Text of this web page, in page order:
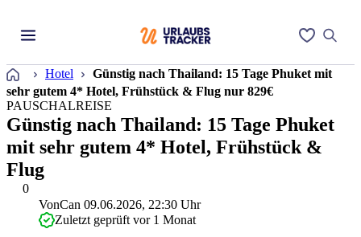
Startseite
Hotel
Günstig nach Thailand: 15 Tage Phuket mit
sehr gutem 4* Hotel, Frühstück & Flug nur 829€
0
PAUSCHALREISE
Günstig nach Thailand: 15 Tage Phuket
mit sehr gutem 4* Hotel, Frühstück &
Flug
VonCan 09.06.2026, 22:30 Uhr
Zuletzt geprüft vor 1 Monat